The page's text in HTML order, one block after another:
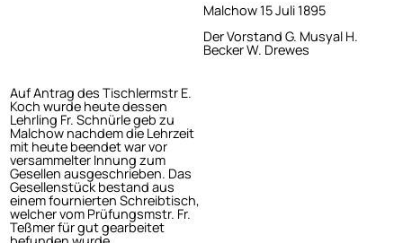
Malchow 15 Juli 1895
Der Vorstand G. Musyal H.
Becker W. Drewes
Auf Antrag des Tischlermstr E.
Koch wurde heute dessen
Lehrling Fr. Schnürle geb zu
Malchow nachdem die Lehrzeit
mit heute beendet war vor
versammelter Innung zum
Gesellen ausgeschrieben. Das
Gesellenstück bestand aus
einem fournierten Schreibtisch,
welcher vom Prüfungsmstr. Fr.
Teßmer für gut gearbeitet